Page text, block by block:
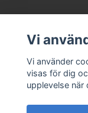
Sociala medier
Vi
Vi använder
visas för dig
upplevelse när